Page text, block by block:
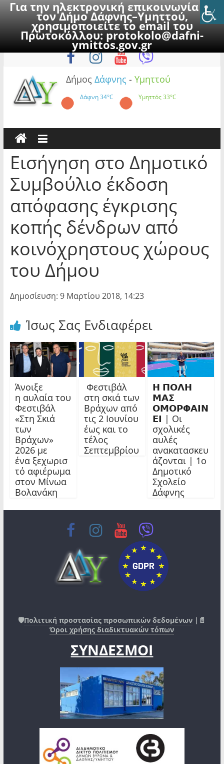
Για την ηλεκτρονική επικοινωνία με
τον Δήμο Δάφνης–Υμηττού,
χρησιμοποιείτε το email του
Πρωτοκόλλου:protokolo@dafni-
ymittos.gov.gr
to
Κυριακή, 9 Αυγούστου 2026
Δήμος Δάφνης - Υμηττού
Δάφνη34°C Υμηττός33°C
Εισήγηση στο Δημοτικό
Συμβούλιο έκδοση
απόφασης έγκρισης
κοπής δένδρων από
κοινόχρηστους χώρους
του Δήμου
Δημοσίευση: 9 Μαρτίου 2018, 14:23
Ίσως Σας Ενδιαφέρει
Άνοιξε
η αυλαία του
Φεστιβάλ
«Στη Σκιά
των
Βράχων»
2026 με
ένα ξεχωρισ
τό αφιέρωμα
στον Μίνωα
Βολανάκη
Φεστιβάλ
στη σκιά των
Βράχων από
τις 2 Ιουνίου
έως και το
τέλος
Σεπτεμβρίου
𝝜 𝝥𝝤𝝠𝝜
𝝡𝝖𝝨
𝝤𝝡𝝤𝝦𝝫𝝖𝝞𝝢
𝝚𝝞 | Οι
σχολικές
αυλές
ανακατασκευ
άζονται | 1ο
Δημοτικό
Σχολείο
Δάφνης
🛡️Πολιτική προστασίας προσωπικών δεδομένων |📄
Όροι χρήσης διαδικτυακών τόπων
ΣΥΝΔΕΣΜΟΙ